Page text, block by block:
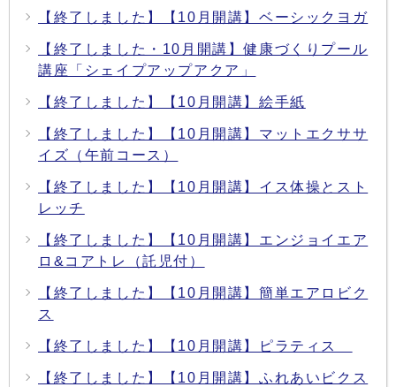
【終了しました】【10月開講】ベーシックヨガ
【終了しました・10月開講】健康づくりプール
講座「シェイプアップアクア」
【終了しました】【10月開講】絵手紙
【終了しました】【10月開講】マットエクササ
イズ（午前コース）
【終了しました】【10月開講】イス体操とスト
レッチ
【終了しました】【10月開講】エンジョイエア
ロ&コアトレ（託児付）
【終了しました】【10月開講】簡単エアロビク
ス
【終了しました】【10月開講】ピラティス
【終了しました】【10月開講】ふれあいビクス